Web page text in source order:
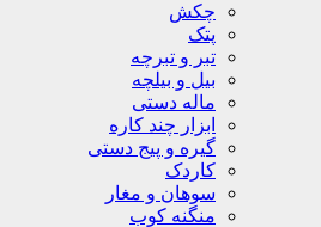
چکش
پتک
تبر و تبرچه
بیل و بیلچه
ماله دستی
ابزار چند کاره
گیره و پیج دستی
کاردک
سوهان و مغار
منگنه کوب